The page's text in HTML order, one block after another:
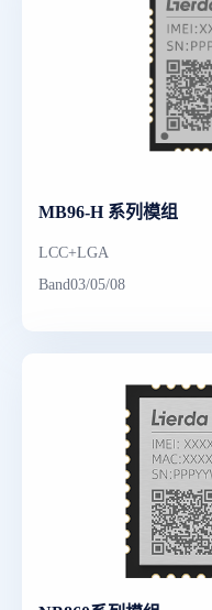
MB96-H 系列模组
LCC+LGA
Band03/05/08